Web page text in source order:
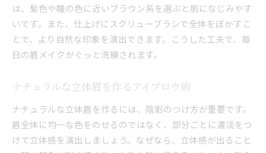
朝の忙しい時間に最適なアイブロウ術
短時間で自然な眉を作るコツとは
アイブロウで簡単に美眉を実現する方法
忙しい日も崩れにくいアイブロウ活用術
手早く整うアイブロウメイク工夫集
個性を活かすアイブロウの描き分け術
顔立ちに合うアイブロウメイクの提案
は、髪色や瞳の色に近いブラウン系を選ぶと肌になじみやす
いです。また、仕上げにスクリューブラシで全体をぼかすこ
とで、より自然な印象を演出できます。こうした工夫で、毎
日の眉メイクがぐっと洗練されます。
ナチュラルな立体眉を作るアイブロウ術
ナチュラルな立体眉を作るには、陰影のつけ方が重要です。
眉全体に均一な色をのせるのではなく、部分ごとに濃淡をつ
けて立体感を演出しましょう。なぜなら、立体感が出ること